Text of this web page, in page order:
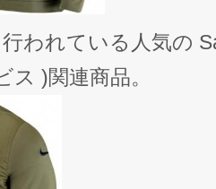
われている人気の
ス )関連商品。